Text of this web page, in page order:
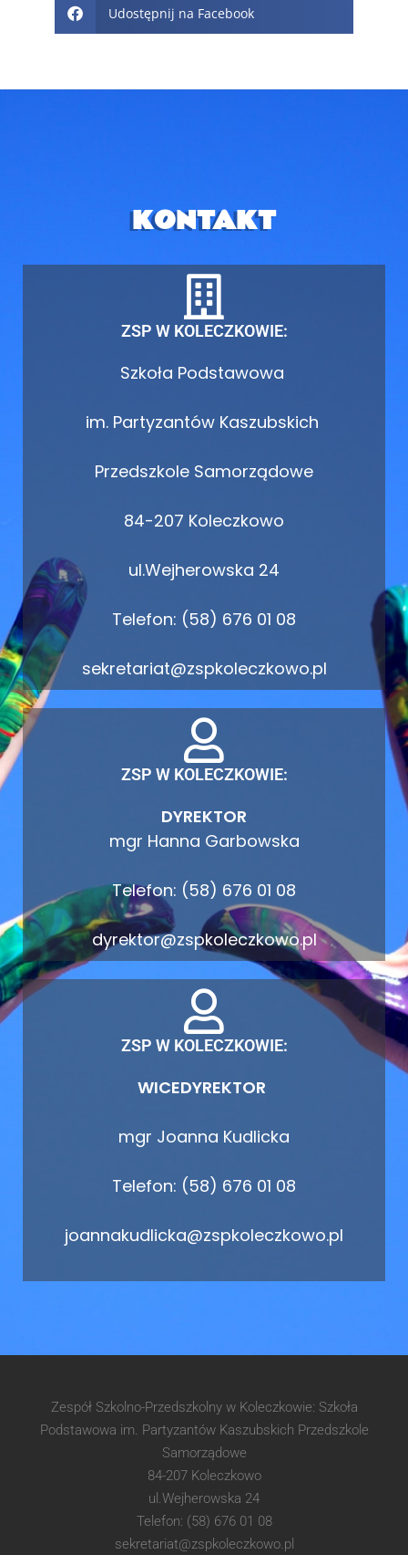
Udostępnij na Facebook
KONTAKT
ZSP W KOLECZKOWIE:
Szkoła Podstawowa
im. Partyzantów Kaszubskich
Przedszkole Samorządowe
84-207 Koleczkowo
ul.Wejherowska 24
Telefon: (58) 676 01 08
sekretariat@zspkoleczkowo.pl
ZSP W KOLECZKOWIE:
DYREKTOR
mgr Hanna Garbowska
Telefon: (58) 676 01 08
dyrektor@zspkoleczkowo.pl
ZSP W KOLECZKOWIE:
WICEDYREKTOR
mgr Joanna Kudlicka
Telefon: (58) 676 01 08
joannakudlicka@zspkoleczkowo.pl
Zespół Szkolno-Przedszkolny w Koleczkowie: Szkoła
Podstawowa im. Partyzantów Kaszubskich Przedszkole
Samorządowe
84-207 Koleczkowo
ul.Wejherowska 24
Telefon: (58) 676 01 08
sekretariat@zspkoleczkowo.pl